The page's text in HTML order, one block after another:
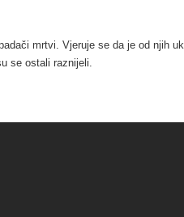
mrtvi. Vjeruje se da je od njih
se ostali raznijeli.